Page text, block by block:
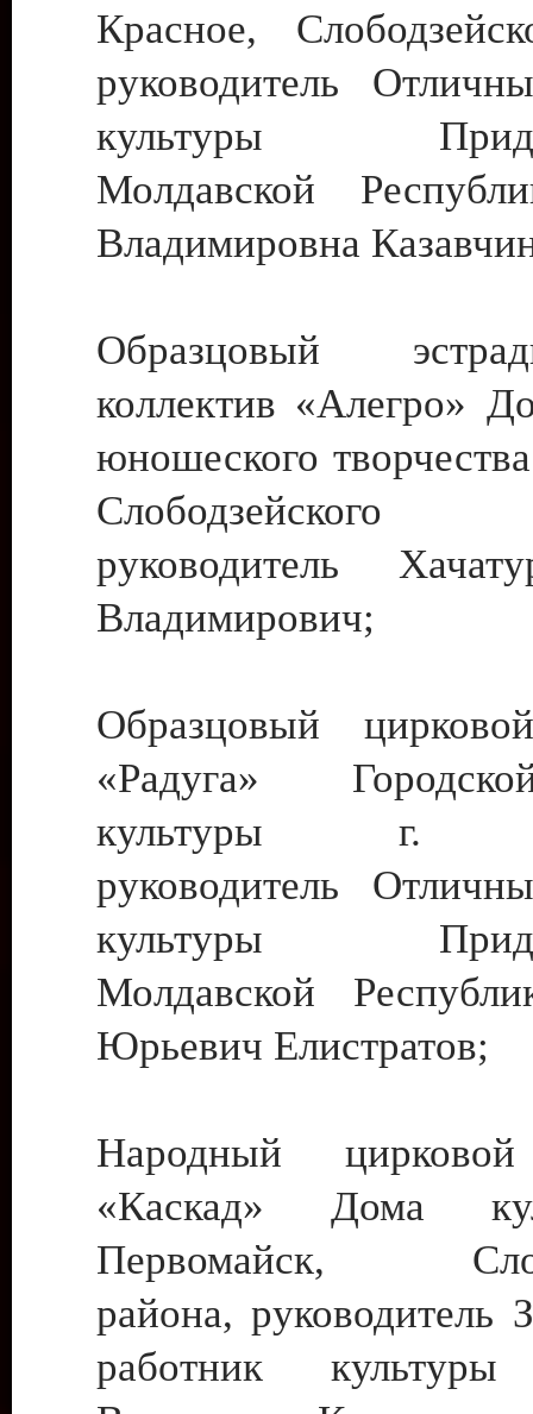
Красное,
руководитель
культуры
Молдавской
Владимировна
Образцовый
коллектив «Алегро»
юношеского
руководитель
Владимирович;
Образцовый
«Радуга»
культуры г.
руководитель
культуры
Молдавской
Юрьевич Елистратов;
Народный цирковой
«Каскад» Дома
Первомайск,
района, руководитель
работник культуры